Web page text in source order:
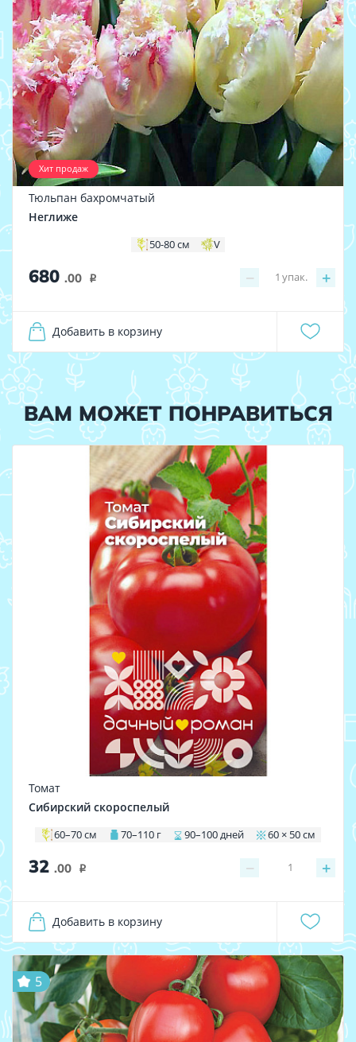
Хит продаж
Тюльпан бахромчатый
Неглиже
50-80 см V
680 .00 i − +
1 упак.
Добавить в корзину
ВАМ МОЖЕТ ПОНРАВИТЬСЯ
Томат
Сибирский скороспелый
60–70 см 70–110 г 90–100 дней 60 × 50 см
32 .00 i − +
1
Добавить в корзину
5